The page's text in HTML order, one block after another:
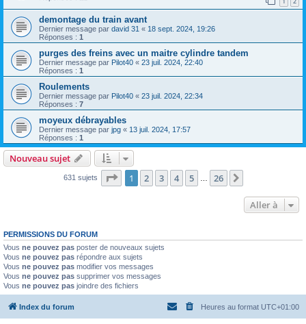
demontage du train avant
Dernier message par david 31 « 18 sept. 2024, 19:26
Réponses : 1
purges des freins avec un maitre cylindre tandem
Dernier message par Pilot40 « 23 juil. 2024, 22:40
Réponses : 1
Roulements
Dernier message par Pilot40 « 23 juil. 2024, 22:34
Réponses : 7
moyeux débrayables
Dernier message par jpg « 13 juil. 2024, 17:57
Réponses : 1
Nouveau sujet
631 sujets Page 1sur26
1 2 3 4 5 … 26
Aller à
PERMISSIONS DU FORUM
Vous ne pouvez pas poster de nouveaux sujets
Vous ne pouvez pas répondre aux sujets
Vous ne pouvez pas modifier vos messages
Vous ne pouvez pas supprimer vos messages
Vous ne pouvez pas joindre des fichiers
Index du forum Heures au format UTC+01:00